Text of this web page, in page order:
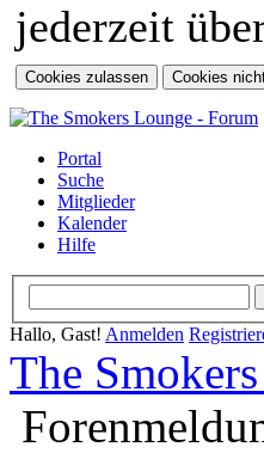
jederzeit
Portal
Suche
Mitglieder
Kalender
Hilfe
Hallo, Gast! Anmelden
The